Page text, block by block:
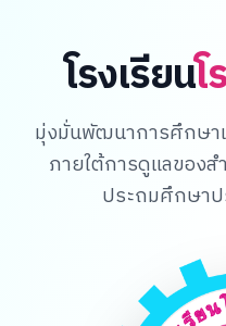
โรงเรียน
มุ่งมั่นพัฒนาการศึกษา
ภายใต้การดูแลของ
ประถมศึกษาป